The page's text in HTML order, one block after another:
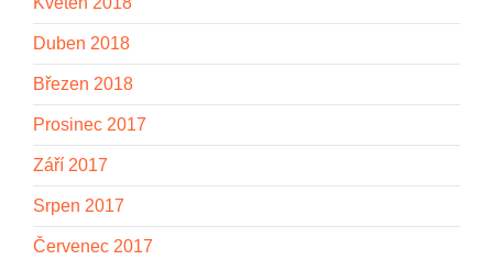
Duben 2018
Březen 2018
Prosinec 2017
Září 2017
Srpen 2017
Červenec 2017